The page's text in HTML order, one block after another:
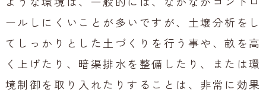
ールしにくいことが多いですが、土壌分析をし
てしっかりとした土づくりを行う事や、畝を高
く上げたり、暗渠排水を整備したり、または環
境制御を取り入れたりすることは、非常に効果